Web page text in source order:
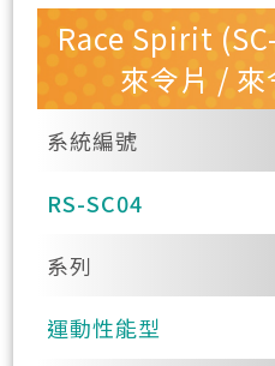
Race Spirit
來令片 /
系統編號
RS-SC04
系列
運動性能型